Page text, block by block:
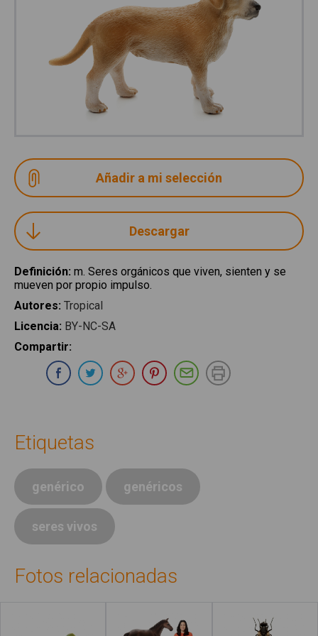
Descargar
Definición: m. Seres orgánicos que viven, sienten y se
mueven por propio impulso.
Autores: Tropical
Licencia: BY-NC-SA
Compartir:
Compartir en Whatsapp
Compartir en Facebook
Compartir en Twitter
Compartir en Google Plus
Compartir en Pinterest
Compartir por E-
Etiquetas
genérico genéricos
seres vivos
Fotos relacionadas